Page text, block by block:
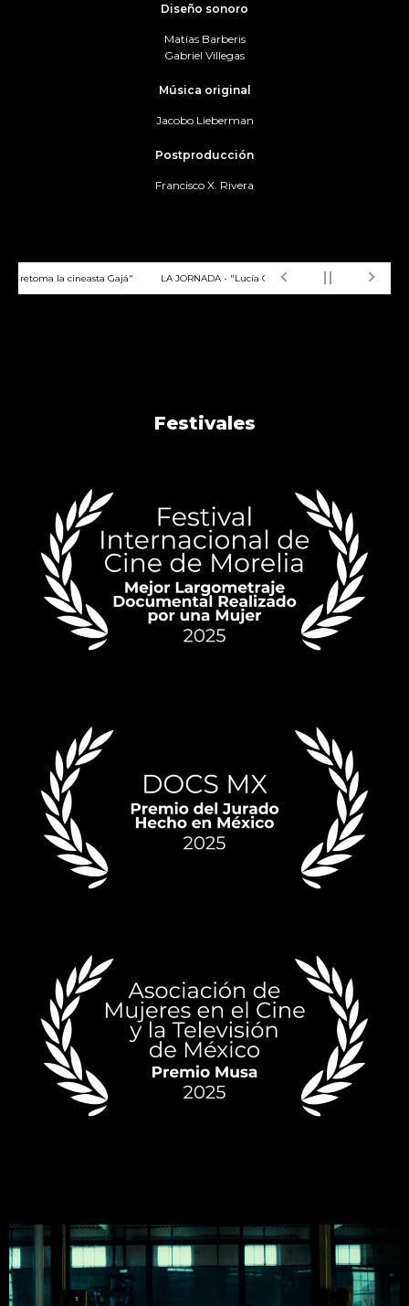
Diseño sonoro
Matías Barberis
Gabriel Villegas
Música original
Jacobo Lieberman
Postproducción
Francisco X. Rivera
retoma la cineasta Gajá" LA JORNADA - "Lucía Gajá entrega documental
Festivales